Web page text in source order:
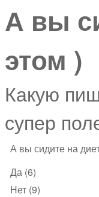
А вы
этом )
Какую
супер
А вы сидите на
Да (6)
Нет (9)